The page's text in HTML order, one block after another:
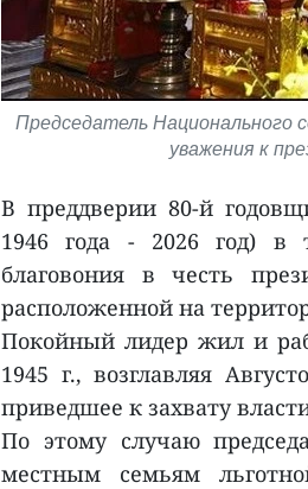
Председатель Национального
уважения к
В преддверии 80-й
1946 года - 2026 год) в
благовония в честь
расположенной на
Покойный лидер жил и
1945 г., возглавляя
приведшее к захвату
По этому случаю
местным семьям